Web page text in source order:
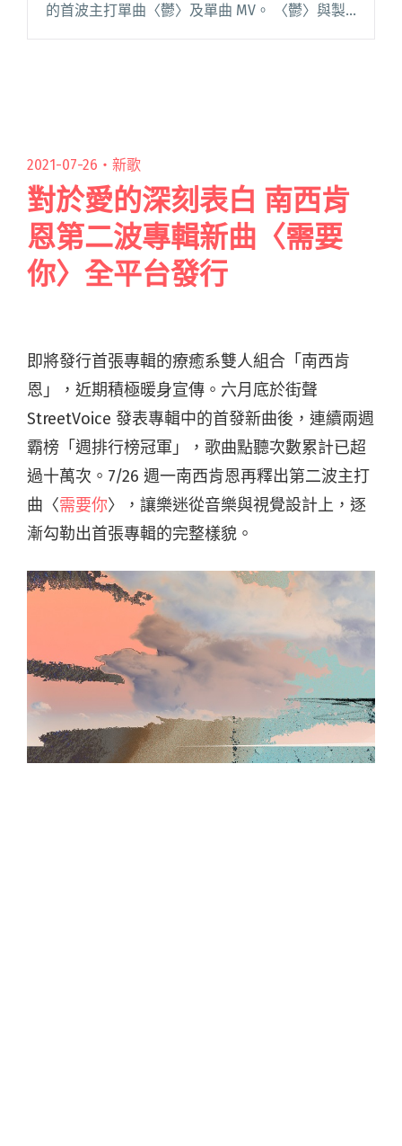
的首波主打單曲〈鬱〉及單曲 MV。 〈鬱〉與製
2021-07-26・ 新歌
對於愛的深刻表白 南西肯
恩第二波專輯新曲〈需要
你〉全平台發行
即將發行首張專輯的療癒系雙人組合「南西肯
恩」，近期積極暖身宣傳。六月底於街聲
StreetVoice 發表專輯中的首發新曲後，連續兩週
霸榜「週排行榜冠軍」，歌曲點聽次數累計已超
過十萬次。7/26 週一南西肯恩再釋出第二波主打
曲〈需要你〉，讓樂迷從音樂與視覺設計上，逐
漸勾勒出首張專輯的完整樣貌。